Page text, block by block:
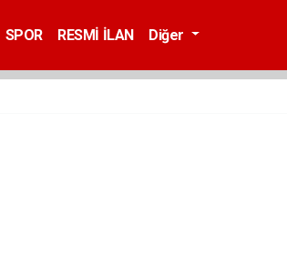
SPOR RESMİ İLAN Diğer